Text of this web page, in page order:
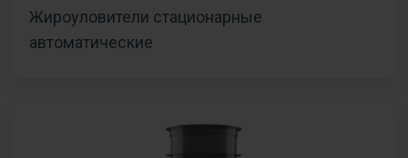
Жироуловители стационарные
автоматические